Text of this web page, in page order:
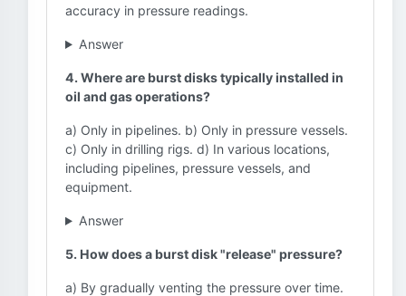
accuracy in pressure readings.
Answer
4. Where are burst disks typically installed in
oil and gas operations?
a) Only in pipelines. b) Only in pressure vessels.
c) Only in drilling rigs. d) In various locations,
including pipelines, pressure vessels, and
equipment.
Answer
5. How does a burst disk "release" pressure?
a) By gradually venting the pressure over time.